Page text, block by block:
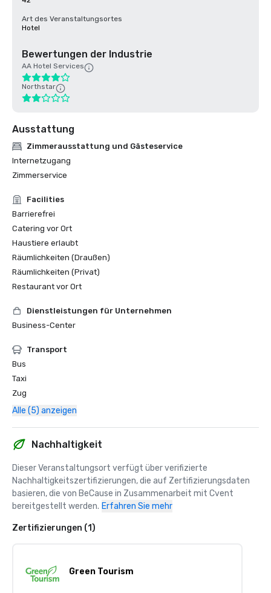
Art des Veranstaltungsortes
Hotel
Bewertungen der Industrie
AA Hotel Services
Northstar
Ausstattung
Zimmerausstattung und Gästeservice
Internetzugang
Zimmerservice
Facilities
Barrierefrei
Catering vor Ort
Haustiere erlaubt
Räumlichkeiten (Draußen)
Räumlichkeiten (Privat)
Restaurant vor Ort
Dienstleistungen für Unternehmen
Business-Center
Transport
Bus
Taxi
Zug
Alle (5) anzeigen
Nachhaltigkeit
Dieser Veranstaltungsort verfügt über verifizierte
Nachhaltigkeitszertifizierungen, die auf Zertifizierungsdaten
basieren, die von BeCause in Zusammenarbeit mit Cvent
bereitgestellt werden. Erfahren Sie mehr
Zertifizierungen (1)
Green Tourism